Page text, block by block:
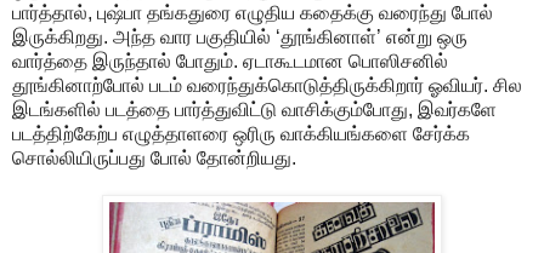
பார்த்தால், புஷ்பா தங்கதுரை எழுதிய கதைக்கு வரைந்து போல்
இருக்கிறது. அந்த வார பகுதியில் ‘தூங்கினாள்’ என்று ஒரு
வார்த்தை இருந்தால் போதும். ஏடாகூடமான பொஸிசனில்
தூங்கினாற்போல் படம் வரைந்துக்கொடுத்திருக்கிறார் ஓவியர். சில
இடங்களில் படத்தை பார்த்துவிட்டு வாசிக்கும்போது, இவர்களே
படத்திற்கேற்ப எழுத்தாளரை ஒரிரு வாக்கியங்களை சேர்க்க
சொல்லியிருப்பது போல் தோன்றியது.